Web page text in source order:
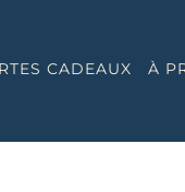
CADEAUX À